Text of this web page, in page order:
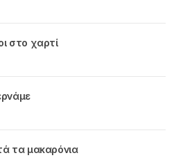
στο χαρτί
τα μακαρόνια